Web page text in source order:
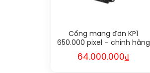
Cổng mạng đơn KP1
650.000 pixel – chính hãng
Kystar
64.000.000₫